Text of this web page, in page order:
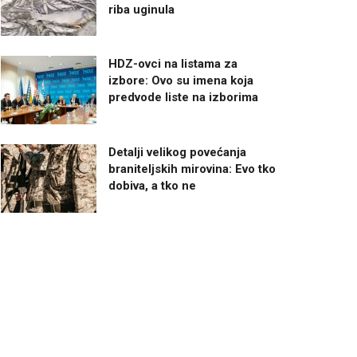
riba uginula
HDZ-ovci na listama za
izbore: Ovo su imena koja
predvode liste na izborima
Detalji velikog povećanja
braniteljskih mirovina: Evo tko
dobiva, a tko ne